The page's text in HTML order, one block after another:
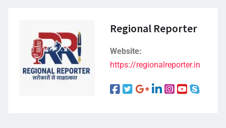
Regional Reporter
Website:
https://regionalreporter.in